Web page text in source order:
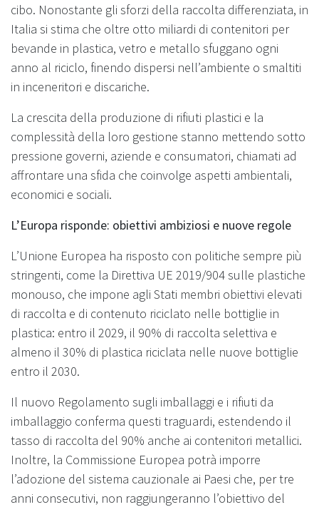
cibo. Nonostante gli sforzi della raccolta differenziata, in
Italia si stima che oltre otto miliardi di contenitori per
bevande in plastica, vetro e metallo sfuggano ogni
anno al riciclo, finendo dispersi nell’ambiente o smaltiti
in inceneritori e discariche.
La crescita della produzione di rifiuti plastici e la
complessità della loro gestione stanno mettendo sotto
pressione governi, aziende e consumatori, chiamati ad
affrontare una sfida che coinvolge aspetti ambientali,
economici e sociali.
L’Europa risponde: obiettivi ambiziosi e nuove regole
L’Unione Europea ha risposto con politiche sempre più
stringenti, come la Direttiva UE 2019/904 sulle plastiche
monouso, che impone agli Stati membri obiettivi elevati
di raccolta e di contenuto riciclato nelle bottiglie in
plastica: entro il 2029, il 90% di raccolta selettiva e
almeno il 30% di plastica riciclata nelle nuove bottiglie
entro il 2030.
Il nuovo Regolamento sugli imballaggi e i rifiuti da
imballaggio conferma questi traguardi, estendendo il
tasso di raccolta del 90% anche ai contenitori metallici.
Inoltre, la Commissione Europea potrà imporre
l’adozione del sistema cauzionale ai Paesi che, per tre
anni consecutivi, non raggiungeranno l’obiettivo del